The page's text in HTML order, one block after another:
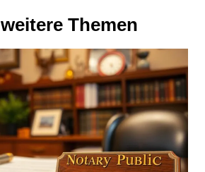
weitere Themen